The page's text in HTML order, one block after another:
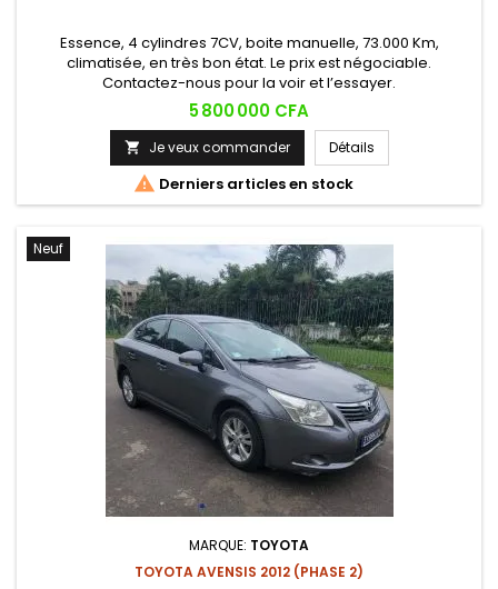
Essence, 4 cylindres 7CV, boite manuelle, 73.000 Km,
climatisée, en très bon état. Le prix est négociable.
Contactez-nous pour la voir et l’essayer.
Prix
5 800 000 CFA
 Je veux commander Détails
 Derniers articles en stock
Neuf
MARQUE: TOYOTA
TOYOTA AVENSIS 2012 (PHASE 2)